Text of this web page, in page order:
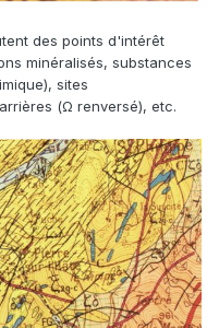
des points d'intérêt
minéralisés, substances
sites
(Ω renversé), etc.